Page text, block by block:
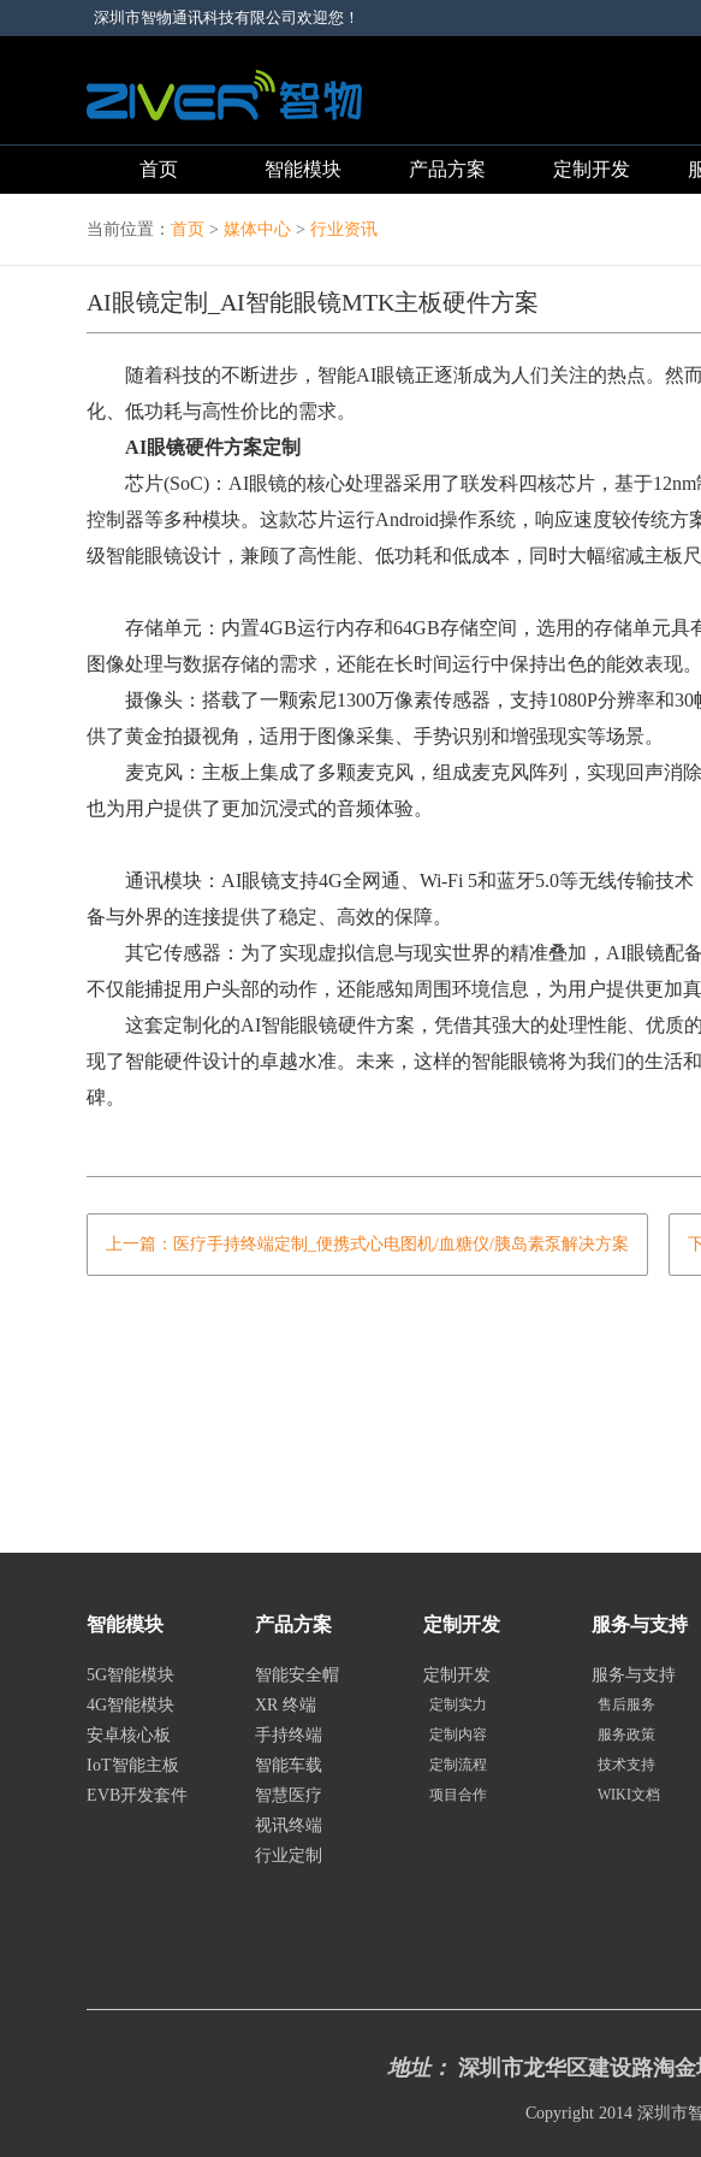
深圳市智物通讯科技有限公司欢迎您！
首页 智能模块 产品方案 定制开发
当前位置： 首页 > 媒体中心 > 行业资讯
AI眼镜定制_AI智能眼镜MTK主板硬件方案
随着科技的不断进步，智能AI眼镜正逐渐成为人们关注的热点。然
化、低功耗与高性价比的需求。
AI眼镜硬件方案定制
芯片(SoC)：AI眼镜的核心处理器采用了联发科四核芯片，基于12nm
控制器等多种模块。这款芯片运行Android操作系统，响应速度较传统
级智能眼镜设计，兼顾了高性能、低功耗和低成本，同时大幅缩减主板
存储单元：内置4GB运行内存和64GB存储空间，选用的存储单元具
图像处理与数据存储的需求，还能在长时间运行中保持出色的能效表现。
摄像头：搭载了一颗索尼1300万像素传感器，支持1080P分辨率和30
供了黄金拍摄视角，适用于图像采集、手势识别和增强现实等场景。
麦克风：主板上集成了多颗麦克风，组成麦克风阵列，实现回声消除
也为用户提供了更加沉浸式的音频体验。
通讯模块：AI眼镜支持4G全网通、Wi-Fi 5和蓝牙5.0等无线传输技术
备与外界的连接提供了稳定、高效的保障。
其它传感器：为了实现虚拟信息与现实世界的精准叠加，AI眼镜配
不仅能捕捉用户头部的动作，还能感知周围环境信息，为用户提供更加
这套定制化的AI智能眼镜硬件方案，凭借其强大的处理性能、优质
现了智能硬件设计的卓越水准。未来，这样的智能眼镜将为我们的生活
碑。
上一篇：医疗手持终端定制_便携式心电图机/血糖仪/胰岛素泵解决方案
智能模块
5G智能模块
4G智能模块
安卓核心板
IoT智能主板
EVB开发套件
产品方案
智能安全帽
XR 终端
手持终端
智能车载
智慧医疗
视讯终端
行业定制
定制开发
定制开发
定制实力
定制内容
定制流程
项目合作
服务与支持
服务与支持
售后服务
服务政策
技术支持
WIKI文档
地址： 深圳市龙华区建设路淘金
Copyright 2014 深圳市